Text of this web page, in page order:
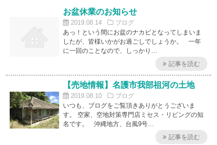
お盆休業のお知らせ
2019.08.14
ブログ
あっ！という間にお盆のナカビとなってしまいま
したが、皆様いかがお過ごしでしょうか。 一年
に一回のことなので、しっかり…
記事を読む
【売地情報】名護市我部祖河の土地
2019.08.10
ブログ
いつも、ブログをご覧頂きありがとうございま
す。 空家、空地対策専門店ミセス・リビングの知
名です。 沖縄地方、台風9号…
記事を読む